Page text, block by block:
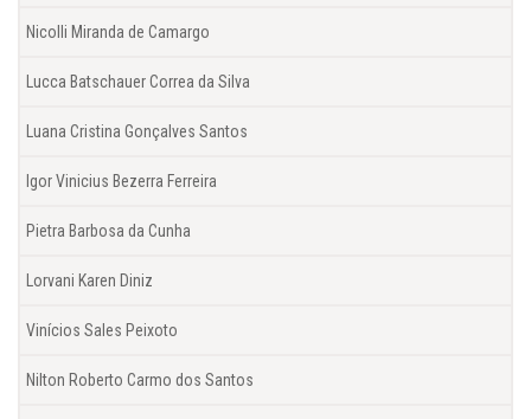
Nicolli Miranda de Camargo
Lucca Batschauer Correa da Silva
Luana Cristina Gonçalves Santos
Igor Vinicius Bezerra Ferreira
Pietra Barbosa da Cunha
Lorvani Karen Diniz
Vinícios Sales Peixoto
Nilton Roberto Carmo dos Santos